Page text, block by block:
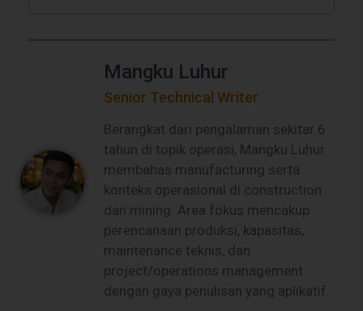
Mangku Luhur
Senior Technical Writer
Berangkat dari pengalaman sekitar 6
tahun di topik operasi, Mangku Luhur
membahas manufacturing serta
konteks operasional di construction
dan mining. Area fokus mencakup
perencanaan produksi, kapasitas,
maintenance teknis, dan
project/operations management
dengan gaya penulisan yang aplikatif.